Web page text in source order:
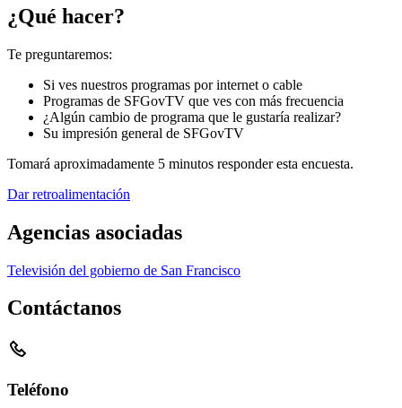
¿Qué hacer?
Te preguntaremos:
Si ves nuestros programas por internet o cable
Programas de SFGovTV que ves con más frecuencia
¿Algún cambio de programa que le gustaría realizar?
Su impresión general de SFGovTV
Tomará aproximadamente 5 minutos responder esta encuesta.
Dar retroalimentación
Agencias asociadas
Televisión del gobierno de San Francisco
Contáctanos
Teléfono